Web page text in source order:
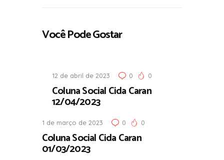
Você Pode Gostar
12 de abril de 2023 0 0
Coluna Social Cida Caran
12/04/2023
1 de março de 2023 0 0
Coluna Social Cida Caran
01/03/2023